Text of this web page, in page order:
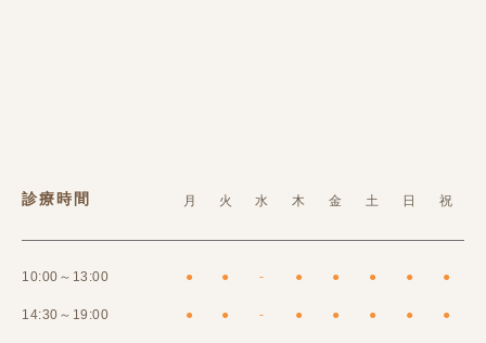
診療時間 月 火 水 木 金 土 日 祝
10:00～13:00 ● ● - ● ● ● ● ●
14:30～19:00 ● ● - ● ● ● ● ●